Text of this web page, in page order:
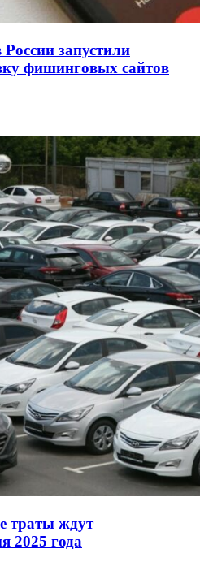
запустили
фишинговых сайтов
траты ждут
2025 года